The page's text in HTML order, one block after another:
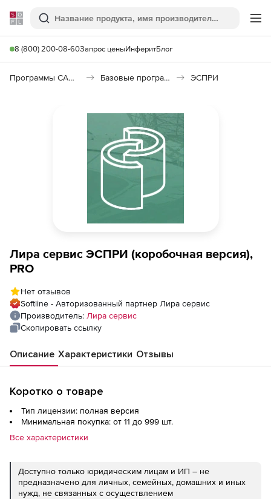
Softline
Поиск
8 (800) 200-08-60Запрос ценыИнферитБлог
Программы САПР и ГИС Базовые программы ЭСПРИ
Лира сервис ЭСПРИ (коробочная версия),
PRO
Нет отзывов
Softline - Авторизованный партнер Лира сервис
Производитель: Лира сервис
Скопировать ссылку
Описание Характеристики Отзывы
Коротко о товаре
Тип лицензии: полная версия
Минимальная покупка: от 11 до 999 шт.
Все характеристики
Доступно только юридическим лицам и ИП – не
предназначено для личных, семейных, домашних и иных
нужд, не связанных с осуществлением